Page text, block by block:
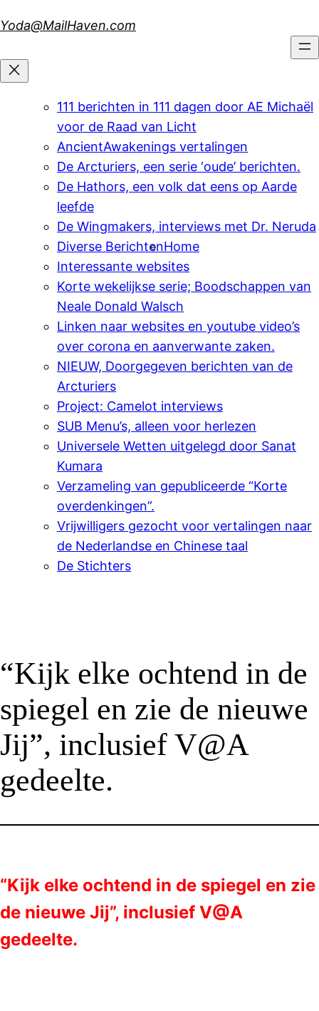
to
Yoda@MailHaven.com
111 berichten in 111 dagen door AE Michaël
voor de Raad van Licht
AncientAwakenings vertalingen
De Arcturiers, een serie ‘oude’ berichten.
De Hathors, een volk dat eens op Aarde
leefde
De Wingmakers, interviews met Dr. Neruda
Diverse BerichtenHome
Interessante websites
Korte wekelijkse serie; Boodschappen van
Neale Donald Walsch
Linken naar websites en youtube video’s
over corona en aanverwante zaken.
NIEUW, Doorgegeven berichten van de
Arcturiers
Project: Camelot interviews
SUB Menu’s, alleen voor herlezen
Universele Wetten uitgelegd door Sanat
Kumara
Verzameling van gepubliceerde “Korte
overdenkingen”.
Vrijwilligers gezocht voor vertalingen naar
de Nederlandse en Chinese taal
De Stichters
“Kijk elke ochtend in de
spiegel en zie de nieuwe
Jij”, inclusief V@A
gedeelte.
“Kijk elke ochtend in de spiegel en zie
de nieuwe Jij”, inclusief V@A
gedeelte.